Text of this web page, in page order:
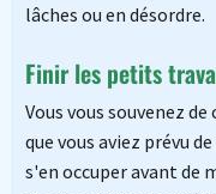
lâches ou en désordre.
Finir les petits
Vous vous souvenez
que vous aviez prévu
s'en occuper avant de